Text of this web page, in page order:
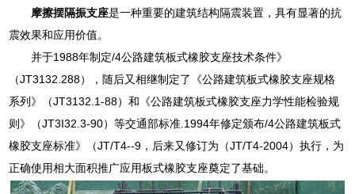
摩擦摆隔振支座是一种重要的建筑结构隔震装置，具有显著的抗
震效果和应用价值。
并于1988年制定/4公路建筑板式橡胶支座技术条件》
（JT3132.288），随后又相继制定了《公路建筑板式橡胶支座规格
系列》（JT3132.1-88）和《公路建筑板式橡胶支座力学性能检验规
则》（JT3I32.3-90）等交通部标准.1994年修定颁布/4公路建筑板式
橡胶支座标准》（JT/T4--9，后来又修订为（JT/T4-2004）执行，为
正确使用相大面积推广应用板式橡胶支座奠定了基础。